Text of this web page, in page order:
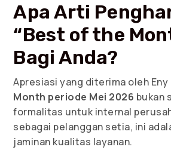
Apa Arti
“Best of the
Bagi Anda?
Apresiasi yang diterima oleh Eny
Month periode Mei 2026 bukan
formalitas untuk internal
sebagai pelanggan setia, ini
jaminan kualitas layanan.